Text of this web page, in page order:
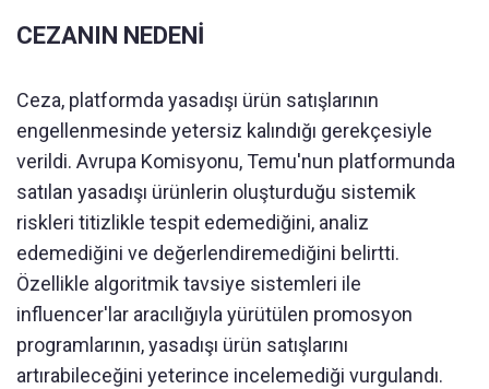
CEZANIN NEDENİ
Ceza, platformda yasadışı ürün satışlarının
engellenmesinde yetersiz kalındığı gerekçesiyle
verildi. Avrupa Komisyonu, Temu'nun platformunda
satılan yasadışı ürünlerin oluşturduğu sistemik
riskleri titizlikle tespit edemediğini, analiz
edemediğini ve değerlendiremediğini belirtti.
Özellikle algoritmik tavsiye sistemleri ile
influencer'lar aracılığıyla yürütülen promosyon
programlarının, yasadışı ürün satışlarını
artırabileceğini yeterince incelemediği vurgulandı.